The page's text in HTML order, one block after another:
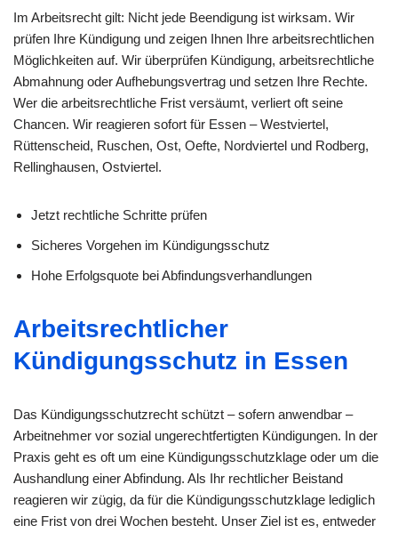
Im Arbeitsrecht gilt: Nicht jede Beendigung ist wirksam. Wir
prüfen Ihre Kündigung und zeigen Ihnen Ihre arbeitsrechtlichen
Möglichkeiten auf. Wir überprüfen Kündigung, arbeitsrechtliche
Abmahnung oder Aufhebungsvertrag und setzen Ihre Rechte.
Wer die arbeitsrechtliche Frist versäumt, verliert oft seine
Chancen. Wir reagieren sofort für Essen – Westviertel,
Rüttenscheid, Ruschen, Ost, Oefte, Nordviertel und Rodberg,
Rellinghausen, Ostviertel.
Jetzt rechtliche Schritte prüfen
Sicheres Vorgehen im Kündigungsschutz
Hohe Erfolgsquote bei Abfindungsverhandlungen
Arbeitsrechtlicher
Kündigungsschutz in Essen
Das Kündigungsschutzrecht schützt – sofern anwendbar –
Arbeitnehmer vor sozial ungerechtfertigten Kündigungen. In der
Praxis geht es oft um eine Kündigungsschutzklage oder um die
Aushandlung einer Abfindung. Als Ihr rechtlicher Beistand
reagieren wir zügig, da für die Kündigungsschutzklage lediglich
eine Frist von drei Wochen besteht. Unser Ziel ist es, entweder